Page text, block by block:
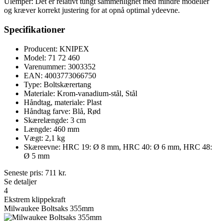
og kræver korrekt justering for at opnå optimal ydeevne.
Specifikationer
Producent: KNIPEX
Model: 71 72 460
Varenummer: 3003352
EAN: 4003773066750
Type: Boltskærertang
Materiale: Krom-vanadium-stål, Stål
Håndtag, materiale: Plast
Håndtag farve: Blå, Rød
Skærelængde: 3 cm
Længde: 460 mm
Vægt: 2,1 kg
Skæreevne: HRC 19: Ø 8 mm, HRC 40: Ø 6 mm, HRC 48:
Ø 5 mm
Seneste pris: 711 kr.
Se detaljer
4
Ekstrem klippekraft
Milwaukee Boltsaks 355mm